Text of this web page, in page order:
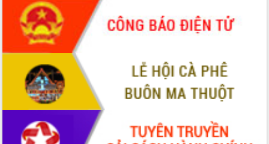
Tăng cường giám sát, đôn đốc thực
hiện nhiệm vụ quản lý tài sản công
hàng tuần
Tháo gỡ những vướng mắc, đẩy mạnh
công tác cải cách thủ tục hành chính
tại Trung tâm Phục vụ hành chính
công tỉnh
Đắk Lắk: Tôn vinh 46 giải pháp tại Hội
thi Sáng tạo Kỹ thuật 2024 - 2025
Đắk Lắk rà soát, điều chỉnh Đề án 190
về phát triển nuôi trồng thủy sản